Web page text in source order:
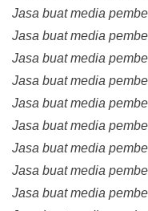
Jasa buat media
Jasa buat media
Jasa buat media
Jasa buat media
Jasa buat media
Jasa buat media
Jasa buat media
Jasa buat media
Jasa buat media